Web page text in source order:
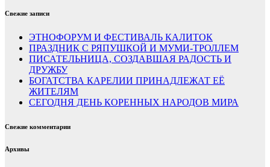
Свежие записи
ЭТНОФОРУМ И ФЕСТИВАЛЬ КАЛИТОК
ПРАЗДНИК С РЯПУШКОЙ И МУМИ-ТРОЛЛЕМ
ПИСАТЕЛЬНИЦА, СОЗДАВШАЯ РАДОСТЬ И
ДРУЖБУ
БОГАТСТВА КАРЕЛИИ ПРИНАДЛЕЖАТ ЕЁ
ЖИТЕЛЯМ
СЕГОДНЯ ДЕНЬ КОРЕННЫХ НАРОДОВ МИРА
Свежие комментарии
Архивы